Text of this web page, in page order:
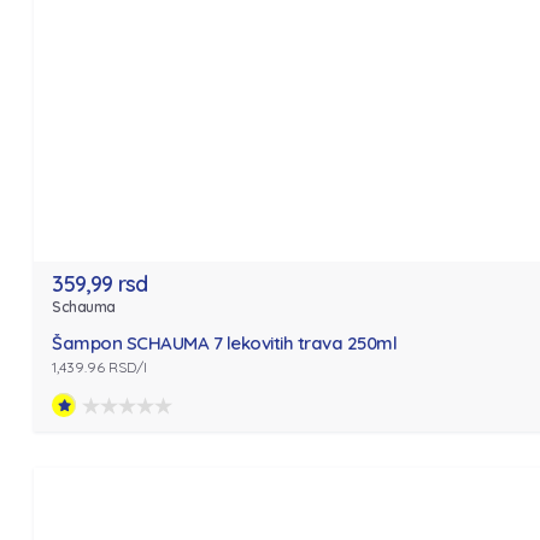
359,99 rsd
Schauma
Šampon SCHAUMA 7 lekovitih trava 250ml
1,439.96 RSD/l